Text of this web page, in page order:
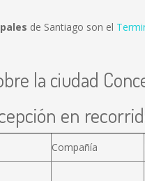
de Santiago son el
la ciudad
en
Compañía